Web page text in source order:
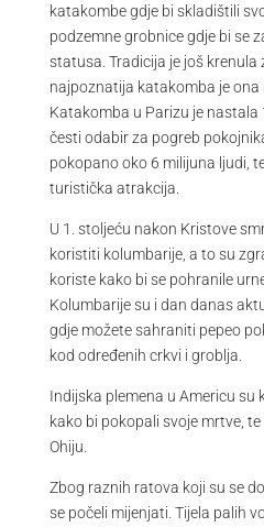
katakombe gdje bi skladištili
podzemne grobnice gdje bi se
statusa. Tradicija je još krenula
najpoznatija katakomba je ona
Katakomba u Parizu je nastala
česti odabir za pogreb
pokopano oko 6 milijuna ljudi,
turistička atrakcija.
U 1. stoljeću nakon Kristove
koristiti kolumbarije, a to su
koriste kako bi se pohranile
Kolumbarije su i dan danas
gdje možete sahraniti pepeo
kod određenih crkvi i groblja.
Indijska plemena u Americu su
kako bi pokopali svoje mrtve,
Ohiju.
Zbog raznih ratova koji su se
se počeli mijenjati. Tijela palih